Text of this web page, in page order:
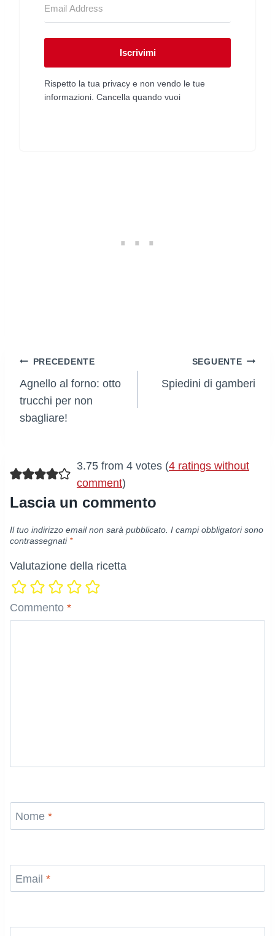
Iscrivimi
Rispetto la tua privacy e non vendo le tue
informazioni. Cancella quando vuoi
Navigazione
articoli
PRECEDENTE
Agnello al forno: otto
trucchi per non
sbagliare!
SEGUENTE
Spiedini di gamberi
3.75 from 4 votes (4 ratings without
comment)
Lascia un commento
Il tuo indirizzo email non sarà pubblicato. I campi obbligatori sono
contrassegnati *
Valutazione della ricetta
Commento *
Nome *
Email *